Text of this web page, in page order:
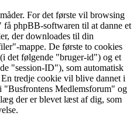
For det første vil browsing
phpBB-softwaren til at danne et
der downloades til din
mappe. De første to cookies
det følgende "bruger-id") og et
"session-ID"), som automatisk
tredje cookie vil blive dannet i
Medlemsforum" og
der er blevet læst af dig, som